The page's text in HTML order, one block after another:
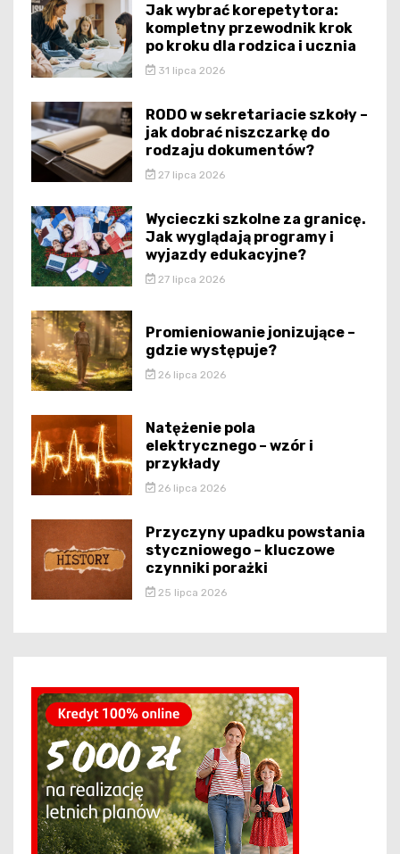
Jak wybrać korepetytora:
kompletny przewodnik krok
po kroku dla rodzica i ucznia
31 lipca 2026
RODO w sekretariacie szkoły –
jak dobrać niszczarkę do
rodzaju dokumentów?
27 lipca 2026
Wycieczki szkolne za granicę.
Jak wyglądają programy i
wyjazdy edukacyjne?
27 lipca 2026
Promieniowanie jonizujące –
gdzie występuje?
26 lipca 2026
Natężenie pola
elektrycznego – wzór i
przykłady
26 lipca 2026
Przyczyny upadku powstania
styczniowego – kluczowe
czynniki porażki
25 lipca 2026